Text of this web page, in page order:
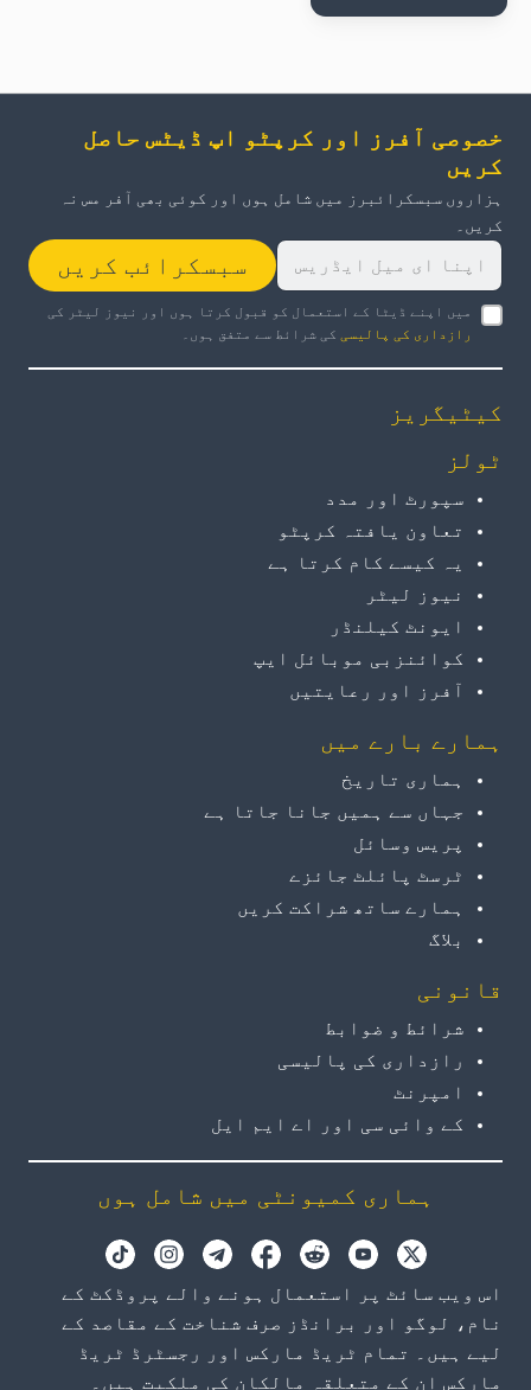
خصوصی آفرز اور کرپٹو اپ ڈیٹس حاصل
کریں
ہزاروں سبسکرائبرز میں شامل ہوں اور کوئی بھی آفر مس نہ
کریں۔
سبسکرائب کریں
میں اپنے ڈیٹا کے استعمال کو قبول کرتا ہوں اور نیوز لیٹر کی
رازداری کی پالیسی
کی شرائط سے متفق ہوں۔
کیٹیگریز
ٹولز
سپورٹ اور مدد
تعاون یافتہ کرپٹو
یہ کیسے کام کرتا ہے
نیوز لیٹر
ایونٹ کیلنڈر
کوائنزبی موبائل ایپ
آفرز اور رعایتیں
ہمارے بارے میں
ہماری تاریخ
جہاں سے ہمیں جانا جاتا ہے
پریس وسائل
ٹرسٹ پائلٹ جائزے
ہمارے ساتھ شراکت کریں
بلاگ
قانونی
شرائط و ضوابط
رازداری کی پالیسی
امپرنٹ
کے وائی سی اور اے ایم ایل
ہماری کمیونٹی میں شامل ہوں
اس ویب سائٹ پر استعمال ہونے والے پروڈکٹ کے
نام، لوگو اور برانڈز صرف شناخت کے مقاصد کے
لیے ہیں۔ تمام ٹریڈ مارکس اور رجسٹرڈ ٹریڈ
مارکس ان کے متعلقہ مالکان کی ملکیت ہیں۔